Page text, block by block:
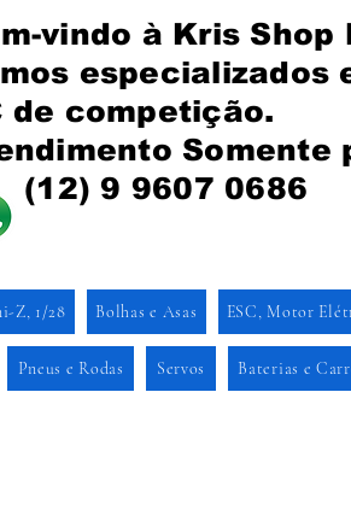
vindo à Kris Shop
especializados
de competição.
Somente
(12) 9 9607 0686
Z, 1/28 Bolhas e Asas ESC, Motor
Pneus e Rodas Servos Baterias e